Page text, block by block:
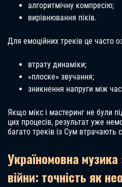
алгоритмічну компресію;
вирівнювання піків.
Для емоційних треків це часто
втрату динаміки;
«плоске» звучання;
зникнення напруги між
Якщо мікс і мастеринг не були
цих процесів, результат уже
багато треків із Сум втрачають
Україномовна
війни: точність як